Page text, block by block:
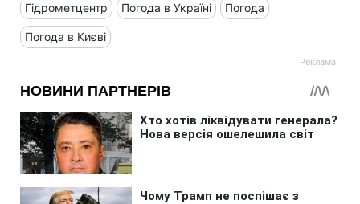
Гідрометцентр Погода в Україні Погода
Погода в Києві